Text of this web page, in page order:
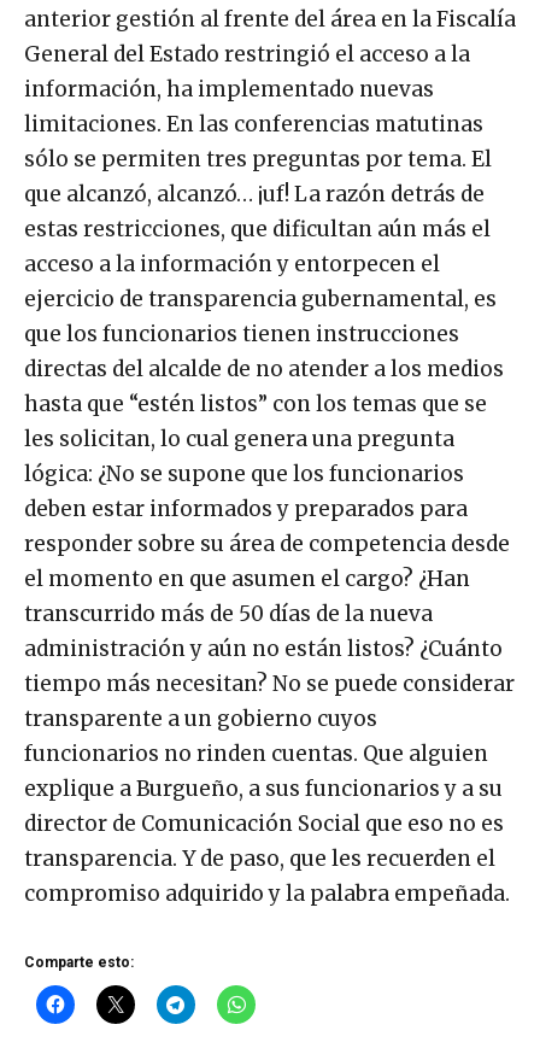
anterior gestión al frente del área en la Fiscalía
General del Estado restringió el acceso a la
información, ha implementado nuevas
limitaciones. En las conferencias matutinas
sólo se permiten tres preguntas por tema. El
que alcanzó, alcanzó… ¡uf! La razón detrás de
estas restricciones, que dificultan aún más el
acceso a la información y entorpecen el
ejercicio de transparencia gubernamental, es
que los funcionarios tienen instrucciones
directas del alcalde de no atender a los medios
hasta que “estén listos” con los temas que se
les solicitan, lo cual genera una pregunta
lógica: ¿No se supone que los funcionarios
deben estar informados y preparados para
responder sobre su área de competencia desde
el momento en que asumen el cargo? ¿Han
transcurrido más de 50 días de la nueva
administración y aún no están listos? ¿Cuánto
tiempo más necesitan? No se puede considerar
transparente a un gobierno cuyos
funcionarios no rinden cuentas. Que alguien
explique a Burgueño, a sus funcionarios y a su
director de Comunicación Social que eso no es
transparencia. Y de paso, que les recuerden el
compromiso adquirido y la palabra empeñada.
Comparte esto: